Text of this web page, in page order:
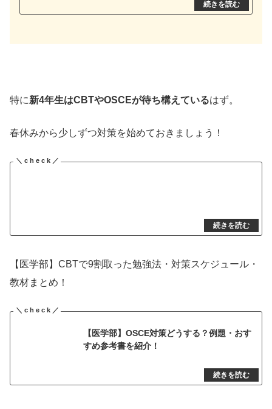
特に新4年生はCBTやOSCEが待ち構えているはず。
春休みから少しずつ対策を始めておきましょう！
【医学部】CBTで9割取った勉強法・対策スケジュール・
教材まとめ！
【医学部】OSCE対策どうする？例題・おす
すめ参考書を紹介！